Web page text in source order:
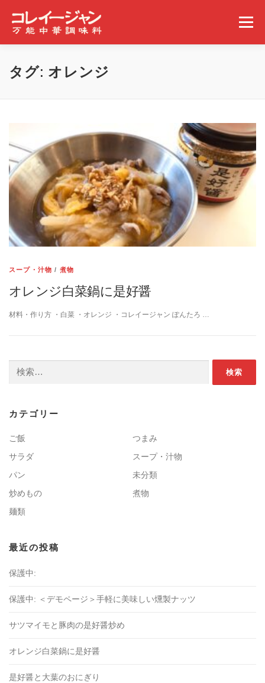
メニュー
ホーム コレイージャンとは
問い合わせ
タグ: オレンジ
スープ・汁物 / 煮物
オレンジ白菜鍋に是好醤
材料・作り方 ・白菜 ・オレンジ ・コレイージャン ぽんたろ …
検索:
カテゴリー
ご飯
つまみ
サラダ
スープ・汁物
パン
未分類
炒めもの
煮物
麺類
最近の投稿
保護中:
保護中: ＜デモページ＞手軽に美味しい燻製ナッツ
サツマイモと豚肉の是好醤炒め
オレンジ白菜鍋に是好醤
是好醤と大葉のおにぎり